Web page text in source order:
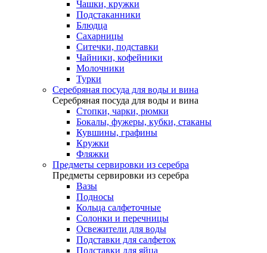
Чашки, кружки
Подстаканники
Блюдца
Сахарницы
Ситечки, подставки
Чайники, кофейники
Молочники
Турки
Серебряная посуда для воды и вина
Серебряная посуда для воды и вина
Стопки, чарки, рюмки
Бокалы, фужеры, кубки, стаканы
Кувшины, графины
Кружки
Фляжки
Предметы сервировки из серебра
Предметы сервировки из серебра
Вазы
Подносы
Кольца салфеточные
Солонки и перечницы
Освежители для воды
Подставки для салфеток
Подставки для яйца